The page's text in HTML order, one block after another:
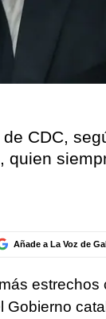
CDC,
Añade a La Voz de
estrechos
Gobierno